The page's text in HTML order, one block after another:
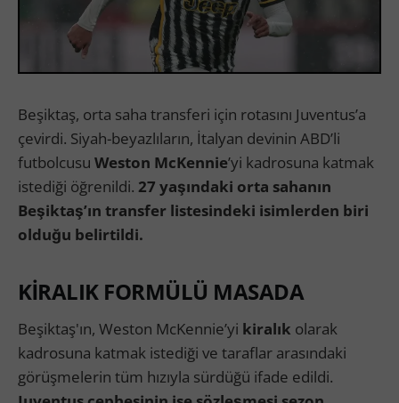
Beşiktaş, orta saha transferi için rotasını Juventus’a
çevirdi. Siyah-beyazlıların, İtalyan devinin ABD’li
futbolcusu Weston McKennie’yi kadrosuna katmak
istediği öğrenildi. 27 yaşındaki orta sahanın
Beşiktaş’ın transfer listesindeki isimlerden biri
olduğu belirtildi.
KİRALIK FORMÜLÜ MASADA
Beşiktaş'ın, Weston McKennie’yi kiralık olarak
kadrosuna katmak istediği ve taraflar arasındaki
görüşmelerin tüm hızıyla sürdüğü ifade edildi.